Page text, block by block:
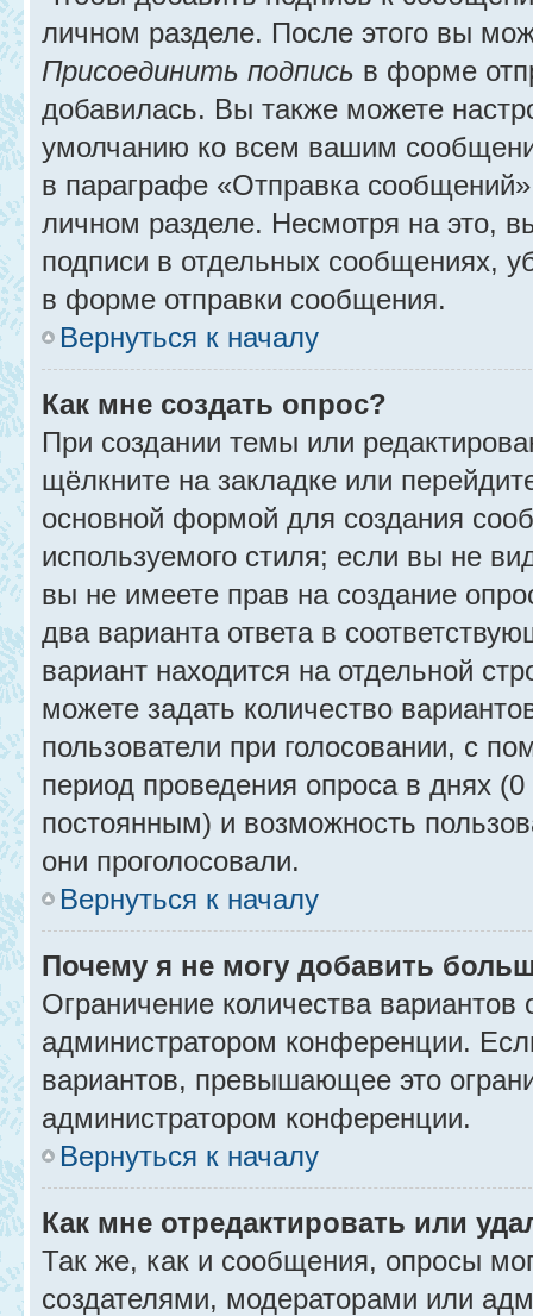
личном разделе. После этого вы
Присоединить подпись в форме
добавилась. Вы также можете
умолчанию ко всем вашим
в параграфе «Отправка
личном разделе. Несмотря на это,
подписи в отдельных сообщениях,
в форме отправки сообщения.
Вернуться к началу
Как мне создать опрос?
При создании темы или
щёлкните на закладке или
основной формой для создания
используемого стиля; если вы не
вы не имеете прав на создание
два варианта ответа в
вариант находится на отдельной
можете задать количество
пользователи при голосовании, с
период проведения опроса в днях (0
постоянным) и возможность
они проголосовали.
Вернуться к началу
Почему я не могу добавить
Ограничение количества вариантов
администратором конференции.
вариантов, превышающее это
администратором конференции.
Вернуться к началу
Как мне отредактировать или
Так же, как и сообщения, опросы
создателями, модераторами или